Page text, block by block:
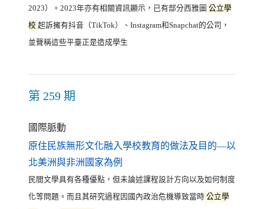
2023）。2023年亦有相關資訊顯示，已有部分西雅圖 公立學
校 起訴擁有抖音（TikTok）、Instagram和Snapchat的公司，
並聲稱這些平臺正是造成學生
第 259 期
國際脈動
原住民族無形文化融入學校教育的做法及目的—以
北美洲與非洲國家為例
民間文學具有各種優點，但未論述課程設計方向以及如何制度
化等問題。而且其研究過程因國內政治危機導致當時 公立學